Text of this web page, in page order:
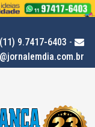
9.7417-6403 -